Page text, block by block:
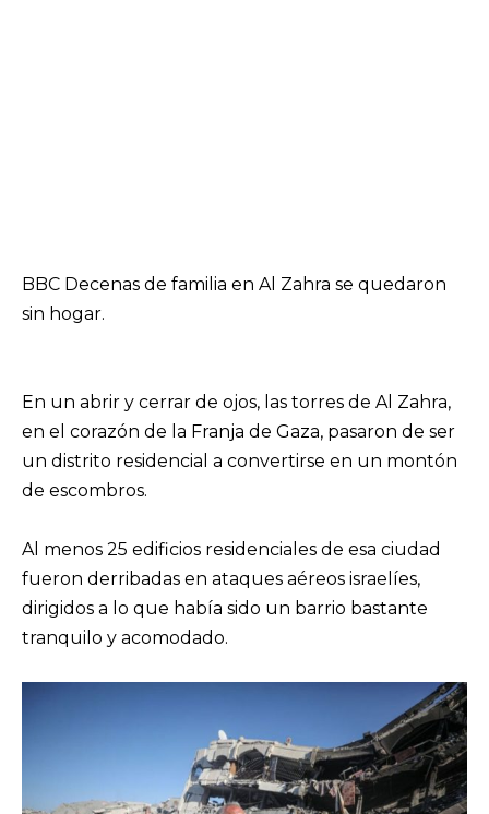
BBC Decenas de familia en Al Zahra se quedaron
sin hogar.
En un abrir y cerrar de ojos, las torres de Al Zahra,
en el corazón de la Franja de Gaza, pasaron de ser
un distrito residencial a convertirse en un montón
de escombros.
Al menos 25 edificios residenciales de esa ciudad
fueron derribadas en ataques aéreos israelíes,
dirigidos a lo que había sido un barrio bastante
tranquilo y acomodado.